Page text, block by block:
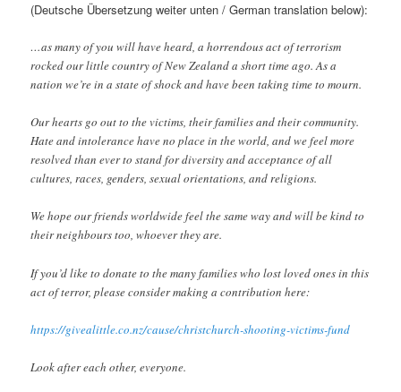
(Deutsche Übersetzung weiter unten / German translation below):
…as many of you will have heard, a horrendous act of terrorism
rocked our little country of New Zealand a short time ago. As a
nation we’re in a state of shock and have been taking time to mourn.
Our hearts go out to the victims, their families and their community.
Hate and intolerance have no place in the world, and we feel more
resolved than ever to stand for diversity and acceptance of all
cultures, races, genders, sexual orientations, and religions.
We hope our friends worldwide feel the same way and will be kind to
their neighbours too, whoever they are.
If you’d like to donate to the many families who lost loved ones in this
act of terror, please consider making a contribution here:
https://givealittle.co.nz/cause/christchurch-shooting-victims-fund
Look after each other, everyone.